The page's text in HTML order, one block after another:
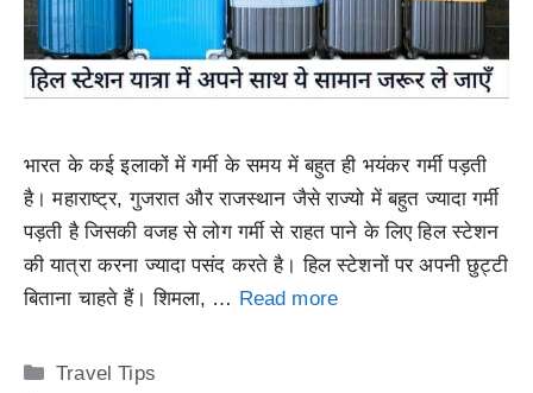
भारत के कई इलाकों में गर्मी के समय में बहुत ही भयंकर गर्मी पड़ती
है। महाराष्ट्र, गुजरात और राजस्थान जैसे राज्यो में बहुत ज्यादा गर्मी
पड़ती है जिसकी वजह से लोग गर्मी से राहत पाने के लिए हिल स्टेशन
की यात्रा करना ज्यादा पसंद करते है। हिल स्टेशनों पर अपनी छुट्टी
बिताना चाहते हैं। शिमला, … Read more
Categories
Travel Tips